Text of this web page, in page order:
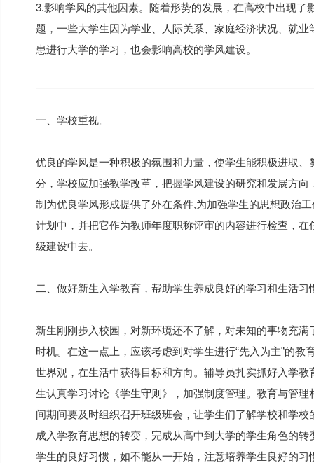
3.影响学风的其他因素。随着形势的发展，在高校中出现
题，一些大学生因为学业、人际关系、家庭经济状况、就
患进行大学的学习，也会影响高校的学风建设。
一、学校重视。
优良的学风是一种积极的氛围和力量，使学生能积极进取
分，学校应加强教学改革，把握学风建设的研究和发展方
制为优良学风形成提供了外在条件,为加强学生的思想政治
计划中，并把它作为教师年度职称评审的内容进行检查，
级建设中去。
二、做好新生入学教育，帮助学生养成良好的学习和生活习
新生刚刚步入校园，对新环境还不了解，对未知的事物充
时机。在这一点上，应该考虑到对学生进行“先入为主”的
世界观，在生活中获得目标和方向。辅导员扎实抓好入学
生认真学习讨论《学生守则》，加强制度管理。教育与管
间期间要及时组织召开班级班会，让学生们了解学校和学
成入学教育思想的转变，完成从高中到大学的学生角色的
学生的良好习惯，如不能从一开始，注意培养学生良好的